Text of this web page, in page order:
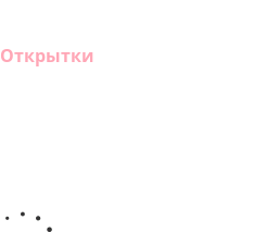
Открытки